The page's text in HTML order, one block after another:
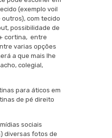
(exemplo voil
com tecido
possibilidade de
cortina, entre
varias opções
a que mais lhe
colegial,
para áticos em
de pé direito
sociais
diversas fotos de